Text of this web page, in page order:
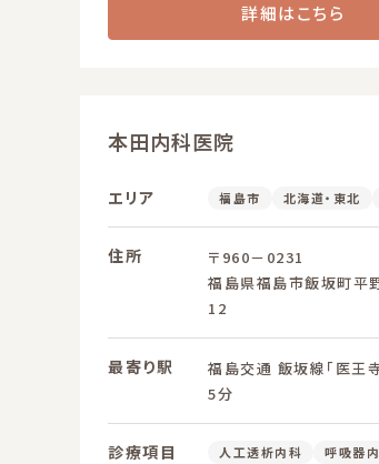
詳細はこちら
本田内科医院
エリア 福島市 北海道・東北
住所
〒960－0231
福島県福島市飯坂町平
12
最寄り駅
福島交通 飯坂線「医王
5分
診療項目 人工透析内科
呼吸器